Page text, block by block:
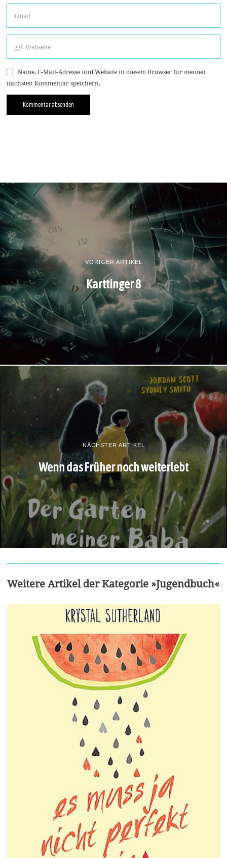
Name, E-Mail-Adresse und Website in diesem Browser für meinen
nächsten Kommentar speichern.
VORIGER ARTIKEL
Karttinger 8
NÄCHSTER ARTIKEL
Wenn das Früher noch weiterlebt
Weitere Artikel der Kategorie »Jugendbuch«